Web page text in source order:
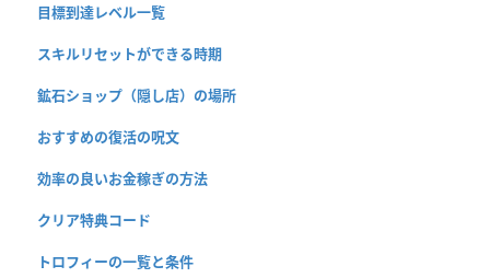
目標到達レベル一覧
スキルリセットができる時期
鉱石ショップ（隠し店）の場所
おすすめの復活の呪文
効率の良いお金稼ぎの方法
クリア特典コード
トロフィーの一覧と条件